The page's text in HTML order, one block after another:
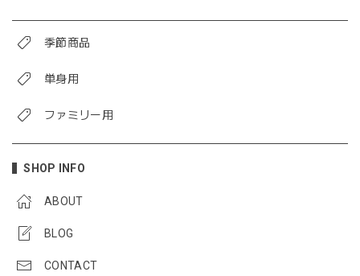
季節商品
単身用
ファミリー用
SHOP INFO
ABOUT
BLOG
CONTACT